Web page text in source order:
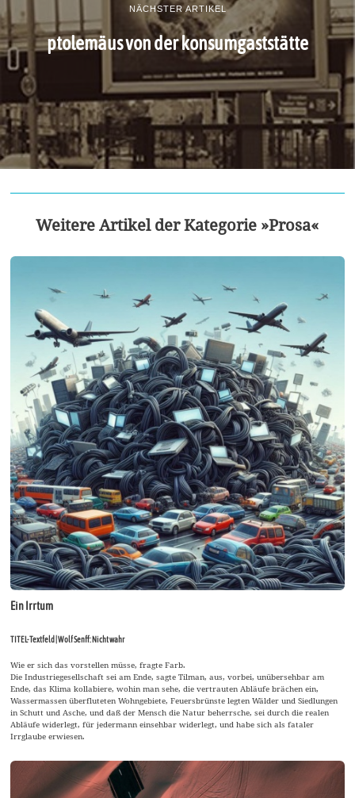
NÄCHSTER ARTIKEL
ptolemäus von der konsumgaststätte
Weitere Artikel der Kategorie »Prosa«
Ein Irrtum
TITEL-Textfeld | Wolf Senff: Nicht wahr
Wie er sich das vorstellen müsse, fragte Farb.
Die Industriegesellschaft sei am Ende, sagte Tilman, aus, vorbei, unübersehbar am
Ende, das Klima kollabiere, wohin man sehe, die vertrauten Abläufe brächen ein,
Wassermassen überfluteten Wohngebiete, Feuersbrünste legten Wälder und Siedlungen
in Schutt und Asche, und daß der Mensch die Natur beherrsche, sei durch die realen
Abläufe widerlegt, für jedermann einsehbar widerlegt, und habe sich als fataler
Irrglaube erwiesen.